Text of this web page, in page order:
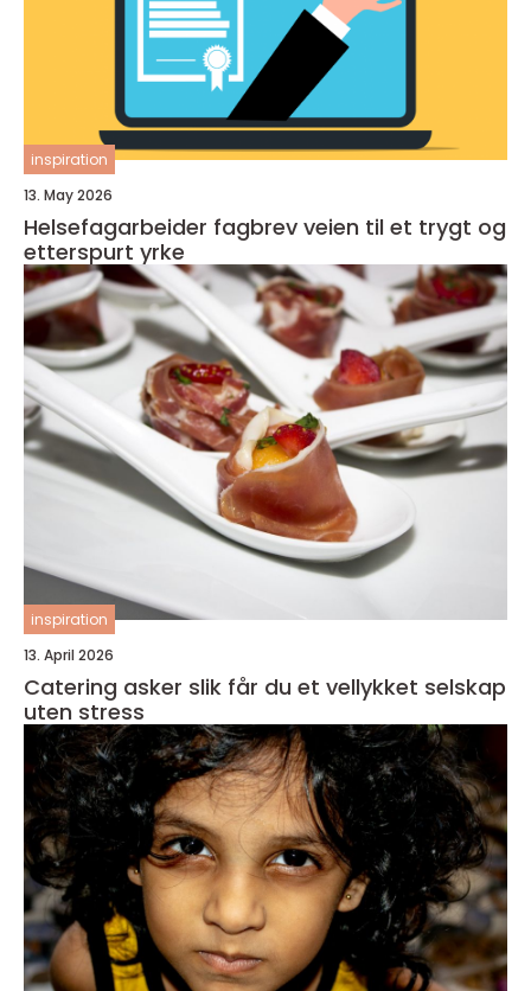
inspiration
13. May 2026
Helsefagarbeider fagbrev veien til et trygt og
etterspurt yrke
inspiration
13. April 2026
Catering asker slik får du et vellykket selskap
uten stress